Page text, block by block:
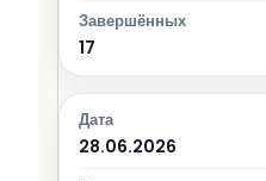
17
28.06.2026